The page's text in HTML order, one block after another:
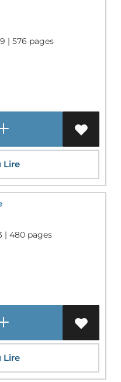
| 576 pages
Lire
| 480 pages
Lire